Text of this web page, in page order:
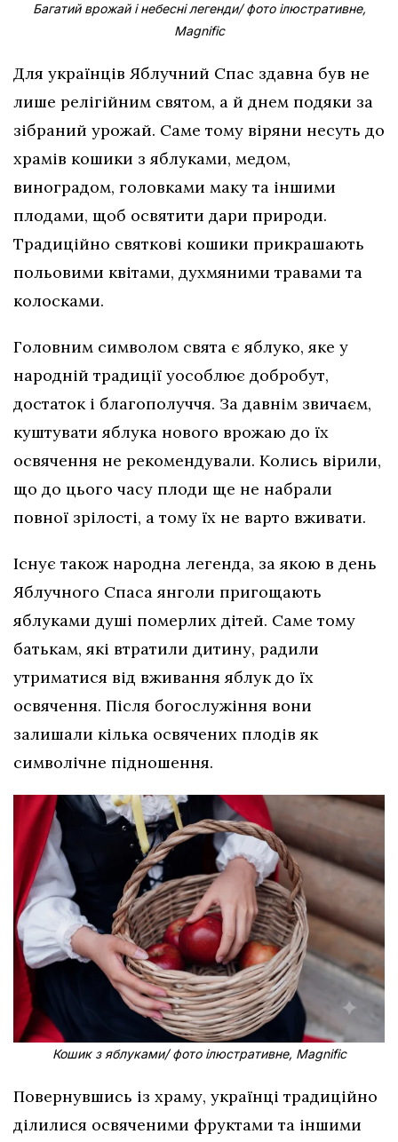
Багатий врожай і небесні легенди/ фото ілюстративне,
Magnific
Для українців Яблучний Спас здавна був не
лише релігійним святом, а й днем подяки за
зібраний урожай. Саме тому віряни несуть до
храмів кошики з яблуками, медом,
виноградом, головками маку та іншими
плодами, щоб освятити дари природи.
Традиційно святкові кошики прикрашають
польовими квітами, духмяними травами та
колосками.
Головним символом свята є яблуко, яке у
народній традиції уособлює добробут,
достаток і благополуччя. За давнім звичаєм,
куштувати яблука нового врожаю до їх
освячення не рекомендували. Колись вірили,
що до цього часу плоди ще не набрали
повної зрілості, а тому їх не варто вживати.
Існує також народна легенда, за якою в день
Яблучного Спаса янголи пригощають
яблуками душі померлих дітей. Саме тому
батькам, які втратили дитину, радили
утриматися від вживання яблук до їх
освячення. Після богослужіння вони
залишали кілька освячених плодів як
символічне підношення.
Кошик з яблуками/ фото ілюстративне, Magnific
Повернувшись із храму, українці традиційно
ділилися освяченими фруктами та іншими